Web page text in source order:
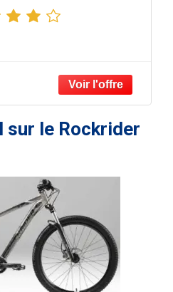
sur le Rockrider